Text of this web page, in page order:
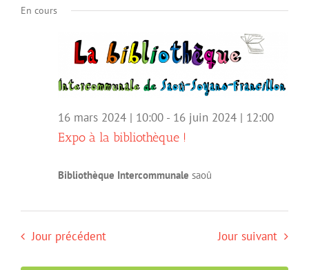
vues
une
En cours
Expo à la bibliothèque !
16 mars 2024 | 10:00 - 16 juin 2024 | 12:00
Bibliothèque Intercommunale saoû
Jour précédent Jour suivant